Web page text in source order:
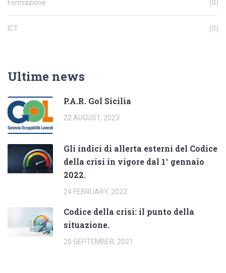
Formazione (0)
ICT (0)
Ultime news
P.A.R. Gol Sicilia
22 AUGUST, 2023
Gli indici di allerta esterni del Codice
della crisi in vigore dal 1° gennaio
2022.
24 FEBRUARY, 2022
Codice della crisi: il punto della
situazione.
20 SEPTEMBER, 2021